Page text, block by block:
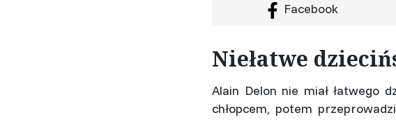
Facebook
Niełatwe
Alain Delon nie miał łatwego
chłopcem, potem